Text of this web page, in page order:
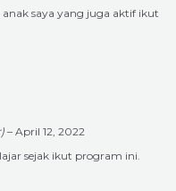
anak saya yang juga aktif ikut
– April 12, 2022
sejak ikut program ini.